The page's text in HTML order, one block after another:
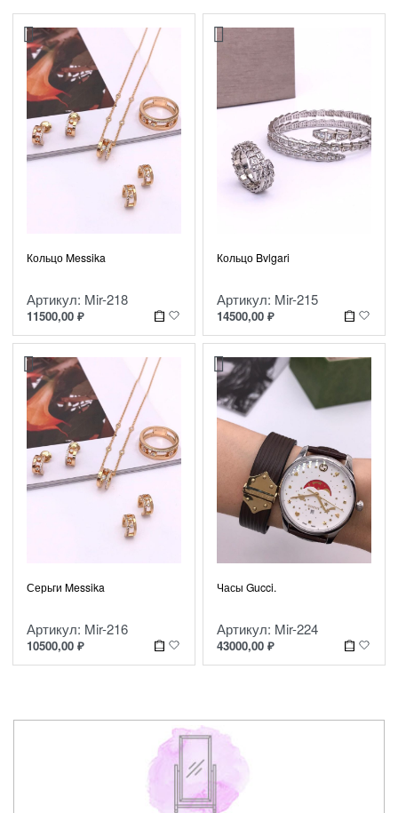
Кольцо Messika
Артикул: Mir-218
11500,00 ₽
Кольцо Bvlgari
Артикул: Mir-215
14500,00 ₽
Серьги Messika
Артикул: Mir-216
10500,00 ₽
Часы Gucci.
Артикул: Mir-224
43000,00 ₽